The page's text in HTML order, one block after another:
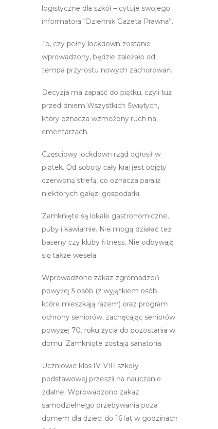
logistyczne dla szkół – cytuje swojego
informatora “Dziennik Gazeta Prawna”.
To, czy pełny lockdown zostanie
wprowadzony, będzie zależało od
tempa przyrostu nowych zachorowań.
Decyzja ma zapaść do piątku, czyli tuż
przed dniem Wszystkich Świętych,
który oznacza wzmożony ruch na
cmentarzach.
Częściowy lockdown rząd ogłosił w
piątek. Od soboty cały kraj jest objęty
czerwoną strefą, co oznacza paraliż
niektórych gałęzi gospodarki.
Zamknięte są lokale gastronomiczne,
puby i kawiarnie. Nie mogą działać też
baseny czy kluby fitness. Nie odbywają
się także wesela.
Wprowadzono zakaz zgromadzeń
powyżej 5 osób (z wyjątkiem osób,
które mieszkają razem) oraz program
ochrony seniorów, zachęcając seniorów
powyżej 70. roku życia do pozostania w
domu. Zamknięte zostają sanatoria.
Uczniowie klas IV-VIII szkoły
podstawowej przeszli na nauczanie
zdalne. Wprowadzono zakaz
samodzielnego przebywania poza
domem dla dzieci do 16 lat w godzinach